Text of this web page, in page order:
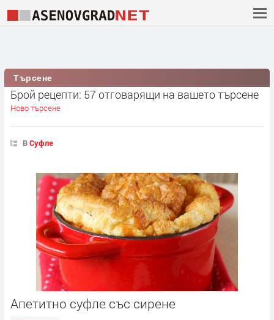
Търсене
Брой рецепти: 57 отговарящи на вашето търсене
Ново търсене
ВСуфле
Апетитно суфле със сирене